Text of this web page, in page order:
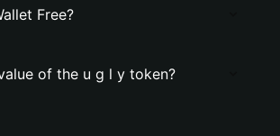
Free?
of the u g l y token?